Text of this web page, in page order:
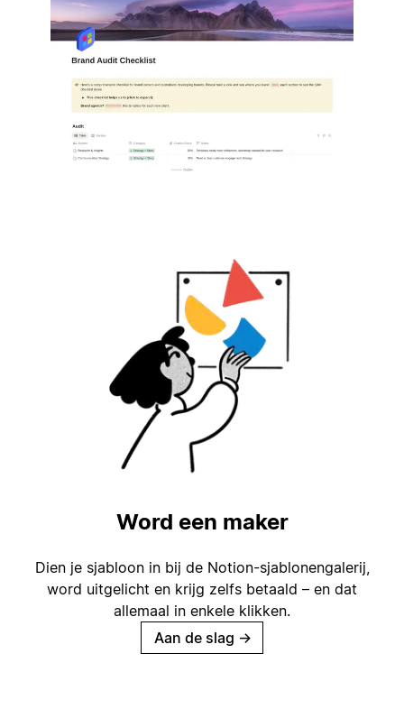
Word een maker
Dien je sjabloon in bij de Notion-sjablonengalerij,
word uitgelicht en krijg zelfs betaald – en dat
allemaal in enkele klikken.
Aan de slag →